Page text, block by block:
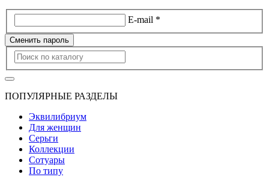
E-mail *
Сменить пароль
ПОПУЛЯРНЫЕ РАЗДЕЛЫ
Эквилибриум
Для женщин
Серьги
Коллекции
Сотуары
По типу